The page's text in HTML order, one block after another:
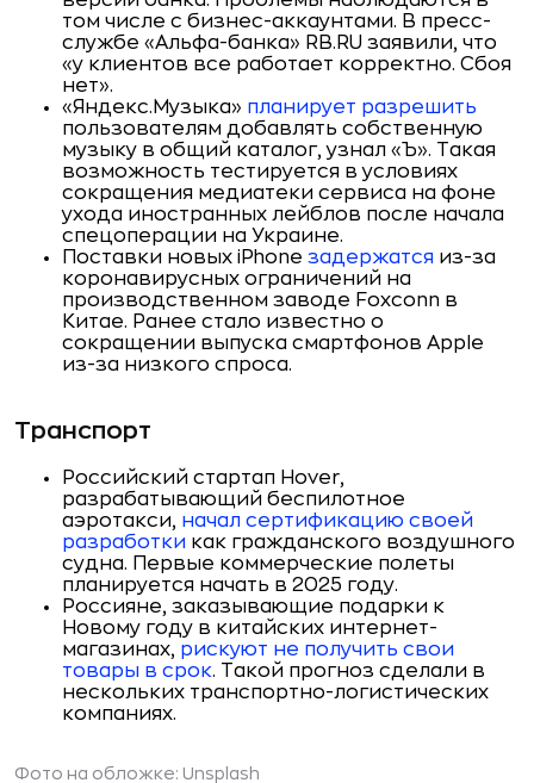
том числе с бизнес-аккаунтами. В пресс-
службе «Альфа-банка» RB.RU заявили, что
«у клиентов все работает корректно. Сбоя
нет».
«Яндекс.Музыка» планирует разрешить
пользователям добавлять собственную
музыку в общий каталог, узнал «Ъ». Такая
возможность тестируется в условиях
сокращения медиатеки сервиса на фоне
ухода иностранных лейблов после начала
спецоперации на Украине.
Поставки новых iPhone задержатся из-за
коронавирусных ограничений на
производственном заводе Foxconn в
Китае. Ранее стало известно о
сокращении выпуска смартфонов Apple
из-за низкого спроса.
Транспорт
Российский стартап Hover,
разрабатывающий беспилотное
аэротакси, начал сертификацию своей
разработки как гражданского воздушного
судна. Первые коммерческие полеты
планируется начать в 2025 году.
Россияне, заказывающие подарки к
Новому году в китайских интернет-
магазинах, рискуют не получить свои
товары в срок. Такой прогноз сделали в
нескольких транспортно-логистических
компаниях.
Фото на обложке: Unsplash